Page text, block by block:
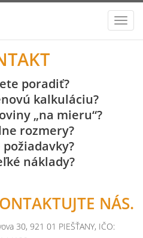
poradiť?
kalkuláciu?
„na mieru“?
rozmery?
náklady?
NÁS.
30, 921 01 PIEŠŤANY, IČO: